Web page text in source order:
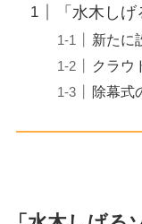
「水木し
新たに
クラウ
除幕式